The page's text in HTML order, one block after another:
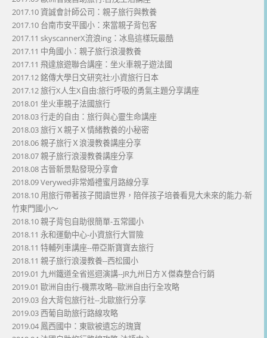
2017.10 資誠會計師公司：親子旅行與教養
2017.10 台南市安平國小：來當親子背包客
2017.11 skyscannerX流浪ing：冰島這樣玩最酷
2017.11 中角國小：親子旅行浪漫教養
2017.11 飛達旅遊聯合講座：坐火車親子遊法國
2017.12 銘傳大學日文研究社:小資旅行日本
2017.12 旅行X人生X自由:旅行呼吸的勇氣主題分享講座
2018.01 坐火車親子法國旅行
2018.03 行走的自由：旅行與心靈生命講座
2018.03 旅行Ｘ親子Ｘ情緒教養的小秘密
2018.06 親子旅行Ｘ浪漫教養講座分享
2018.07 親子旅行浪漫教養講座分享
2018.08 古晉新景點發現分享會
2018.09 Verywed非常婚禮蜜月路線分享
2018.10 用旅行帶著孩子閱讀世界，陪伴孩子培養看見大未來的能力-新
竹東門國小～
2018.10 親子背包自助很簡單-五常國小
2018.11 永和運動中心-小資旅行大冒險
2018.11 特輔列車講座--帶亞斯寶寶去旅行
2018.11 親子旅行浪漫教養--西松國小
2019.01 九州鐵道全省巡迴演講--JR九州日方Ｘ傑森整合行銷
2019.01 歐洲自由行-機票攻略--歐洲自由行全攻略
2019.03 台大背包旅行社--北歐旅行分享
2019.03 西葡自助旅行路線攻略
2019.04 鳳西國中：東歐被遺忘的瑰寶